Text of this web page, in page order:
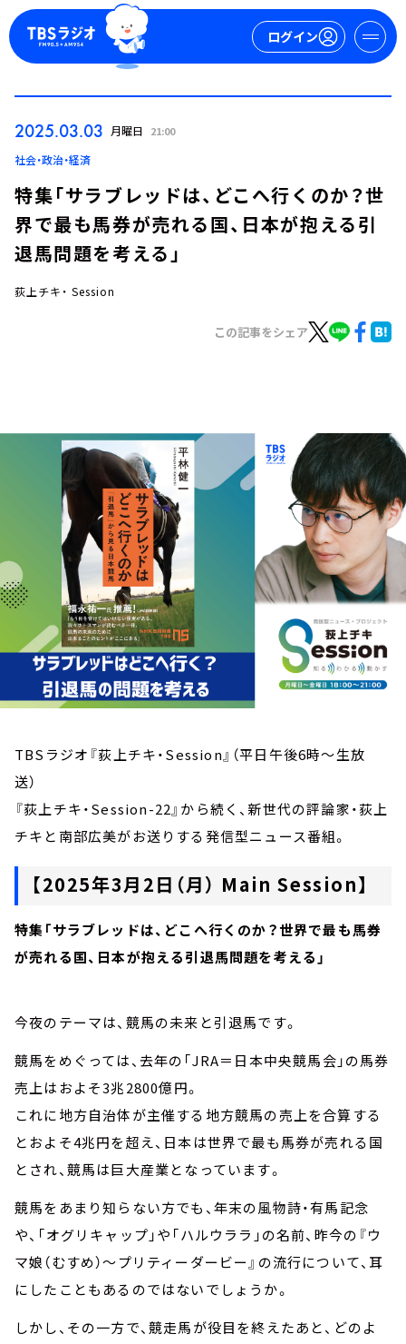
ログイン
イベント・グッズ
YouTube
会社情報
2025.03.03 月曜日 21:00
社会・政治・経済
特集「サラブレッドは、どこへ行くのか？世
界で最も馬券が売れる国、日本が抱える引
退馬問題を考える」
荻上チキ・ Session
この記事をシェア
TBSラジオ『荻上チキ・Session』（平日午後6時～生放
送）
『荻上チキ・Session-22』から続く、新世代の評論家・荻上
チキと南部広美がお送りする発信型ニュース番組。
【2025年3月2日（月） Main Session】
特集「サラブレッドは、どこへ行くのか？世界で最も馬券
が売れる国、日本が抱える引退馬問題を考える」
今夜のテーマは、競馬の未来と引退馬です。
競馬をめぐっては、去年の「JRA＝日本中央競馬会」の馬券
売上はおよそ3兆2800億円。
これに地方自治体が主催する地方競馬の売上を合算する
とおよそ4兆円を超え、日本は世界で最も馬券が売れる国
とされ、競馬は巨大産業となっています。
競馬をあまり知らない方でも、年末の風物詩・有馬記念
や、「オグリキャップ」や「ハルウララ」の名前、昨今の『ウ
マ娘（むすめ）～プリティーダービー』の流行について、耳
にしたこともあるのではないでしょうか。
しかし、その一方で、競走馬が役目を終えたあと、どのよ